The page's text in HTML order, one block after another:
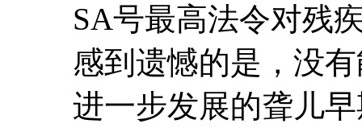
SA号最高法令对残
感到遗憾的是，没
进一步发展的聋儿